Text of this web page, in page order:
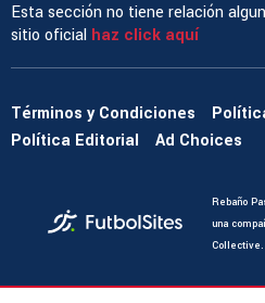
Esta sección no tiene relación
sitio oficial haz click aquí
Términos y Condiciones
Política Editorial
Ad Choices
Rebaño
una
Collective.